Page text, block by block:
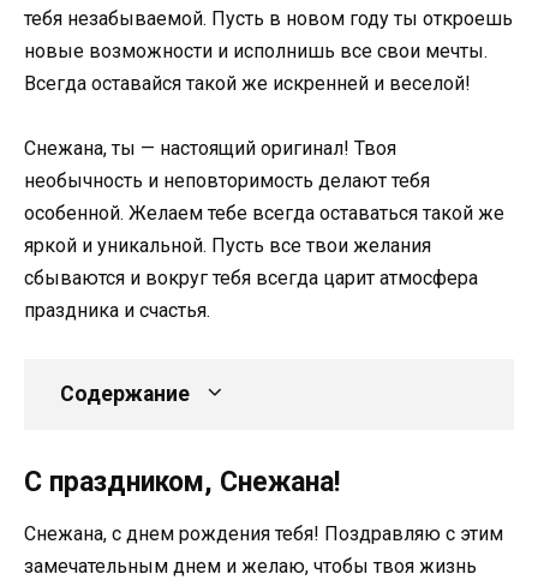
тебя незабываемой. Пусть в новом году ты откроешь
новые возможности и исполнишь все свои мечты.
Всегда оставайся такой же искренней и веселой!
Снежана, ты — настоящий оригинал! Твоя
необычность и неповторимость делают тебя
особенной. Желаем тебе всегда оставаться такой же
яркой и уникальной. Пусть все твои желания
сбываются и вокруг тебя всегда царит атмосфера
праздника и счастья.
Содержание
С праздником, Снежана!
Снежана, с днем рождения тебя! Поздравляю с этим
замечательным днем и желаю, чтобы твоя жизнь